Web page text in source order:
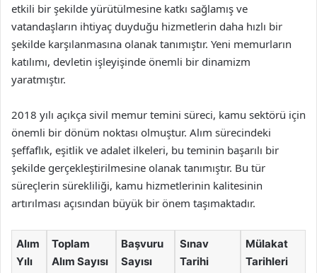
etkili bir şekilde yürütülmesine katkı sağlamış ve
vatandaşların ihtiyaç duyduğu hizmetlerin daha hızlı bir
şekilde karşılanmasına olanak tanımıştır. Yeni memurların
katılımı, devletin işleyişinde önemli bir dinamizm
yaratmıştır.
2018 yılı açıkça sivil memur temini süreci, kamu sektörü için
önemli bir dönüm noktası olmuştur. Alım sürecindeki
şeffaflık, eşitlik ve adalet ilkeleri, bu teminin başarılı bir
şekilde gerçekleştirilmesine olanak tanımıştır. Bu tür
süreçlerin sürekliliği, kamu hizmetlerinin kalitesinin
artırılması açısından büyük bir önem taşımaktadır.
Alım
Yılı
Toplam
Alım Sayısı
Başvuru
Sayısı
Sınav
Tarihi
Mülakat
Tarihleri